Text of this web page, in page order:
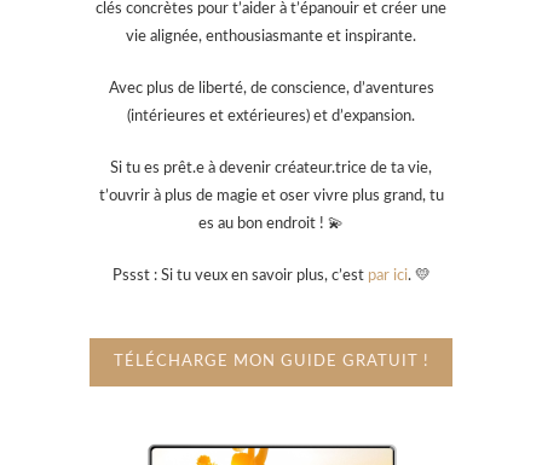
clés concrètes pour t’aider à t’épanouir et créer une
vie alignée, enthousiasmante et inspirante.
Avec plus de liberté, de conscience, d’aventures
(intérieures et extérieures) et d’expansion.
Si tu es prêt.e à devenir créateur.trice de ta vie,
t’ouvrir à plus de magie et oser vivre plus grand, tu
es au bon endroit ! 💫
Pssst : Si tu veux en savoir plus, c’est par ici. 💛
TÉLÉCHARGE MON GUIDE GRATUIT !